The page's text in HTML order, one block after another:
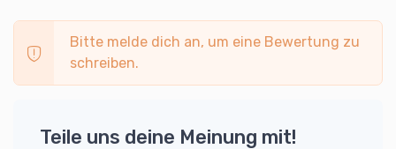
Bitte melde dich an, um eine Bewertung zu
schreiben.
Teile uns deine Meinung mit!